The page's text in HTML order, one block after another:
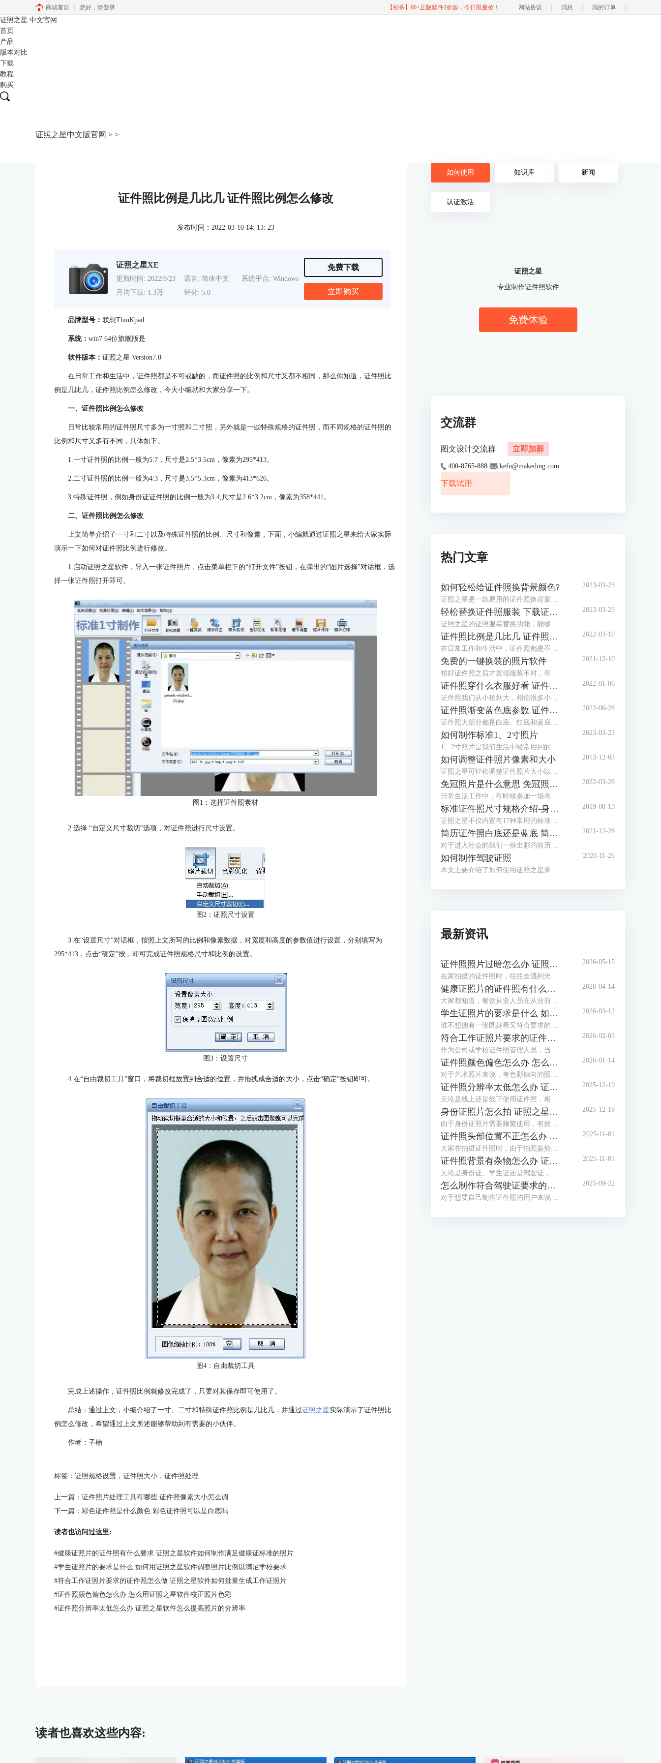
商城首页 您好， 请登录 【秒杀】60+正版软件1折起，今日限量抢！ 网站协议 消息 我的订单
证照之星 中文官网
首页
产品
版本对比
下载
教程
购买
证照之星中文版官网 > >
证件照比例是几比几 证件照比例怎么修改
发布时间：2022-03-10 14: 13: 23
证照之星XE
更新时间: 2022/9/23 语言: 简体中文
系统平台: Windows
月均下载: 1.3万
评分: 5.0
免费下载
立即购买
品牌型号： 联想ThinKpad
系统： win7 64位旗舰版是
软件版本： 证照之星 Version7.0
在日常工作和生活中，证件照都是不可或缺的，而证件照的比例和尺寸又都不相同，那么你知道，证件照比
例是几比几，证件照比例怎么修改，今天小编就和大家分享一下。
一、证件照比例怎么修改
日常比较常用的证件照尺寸多为一寸照和二寸照，另外就是一些特殊规格的证件照，而不同规格的证件照的
比例和尺寸又多有不同，具体如下。
1.一寸证件照的比例一般为5:7，尺寸是2.5*3.5cm，像素为295*413。
2.二寸证件照的比例一般为4:3，尺寸是3.5*5.3cm，像素为413*626。
3.特殊证件照，例如身份证证件照的比例一般为3:4,尺寸是2.6*3.2cm，像素为358*441。
二、证件照比例怎么修改
上文简单介绍了一寸和二寸以及特殊证件照的比例、尺寸和像素，下面，小编就通过证照之星来给大家实际
演示一下如何对证件照比例进行修改。
1.启动证照之星软件，导入一张证件照片，点击菜单栏下的“打开文件”按钮，在弹出的“图片选择”对话框，选
择一张证件照打开即可。
图1：选择证件照素材
2.选择 “自定义尺寸裁切”选项，对证件照进行尺寸设置。
图2：证照尺寸设置
3.在“设置尺寸”对话框，按照上文所写的比例和像素数据，对宽度和高度的参数值进行设置，分别填写为
295*413，点击“确定”按，即可完成证件照规格尺寸和比例的设置。
图3：设置尺寸
4.在“自由裁切工具”窗口，将裁切框放置到合适的位置，并拖拽成合适的大小，点击“确定”按钮即可。
图4：自由裁切工具
完成上述操作，证件照比例就修改完成了，只要对其保存即可使用了。
总结：通过上文，小编介绍了一寸、二寸和特殊证件照比例是几比几，并通过证照之星实际演示了证件照比
例怎么修改，希望通过上文所述能够帮助到有需要的小伙伴。
作者：子楠
标签： 证照规格设置 ， 证件照大小 ， 证件照处理
上一篇： 证件照片处理工具有哪些 证件照像素大小怎么调
下一篇： 彩色证件照是什么颜色 彩色证件照可以是白底吗
读者也访问过这里:
#健康证照片的证件照有什么要求 证照之星软件如何制作满足健康证标准的照片
#学生证照片的要求是什么 如何用证照之星软件调整照片比例以满足学校要求
#符合工作证照片要求的证件照怎么做 证照之星软件如何批量生成工作证照片
#证件照颜色偏色怎么办 怎么用证照之星软件校正照片色彩
#证件照分辨率太低怎么办 证照之星软件怎么提高照片的分辨率
如何使用 知识库 新闻
认证激活
证照之星
专业制作证件照软件
免费体验
交流群
图文设计交流群 立即加群
400-8765-888 kefu@makeding.com
下载试用
热门文章
如何轻松给证件照换背景颜色?
证照之星是一款易用的证件照换背景软件，协助你方便快捷处理证件照片。 “一键裁剪”，“自动纠正倾斜”，“轻松换背景”等功能让你在几秒钟内完成证件照的处理编辑。
2023-03-23
轻松替换证件照服装 下载证件照服装模板
证照之星的证照服装替换功能，能够将普通便装照片替换成符合证件照要求的正装证件照片。
2023-03-23
证件照比例是几比几 证件照比例怎么修改
在日常工作和生活中，证件照都是不可或缺的，而证件照的比例和尺寸又都不相同，那么你知道，证件照比例是几比几，证件照比例怎么修改，今天小编就和大家分享一下。
2022-03-10
免费的一键换装的照片软件
拍好证件照之后才发现服装不对，有没有免费的一键换装的照片软件？这种棘手的任务，交给证件照工具就对了！证件照工具内置多款正装、西服模板，可以很好地满足换装的需求。
2021-12-10
证件照穿什么衣服好看 证件照衣服素材
证件照我们从小拍到大，相信很多小伙伴都发现了几乎每个照相馆都会准备两套衣服，有时候会叫我们换上他们准备的衣服拍摄。一般这种情况都是因为我们拍摄的时候穿的衣服不对，最常见的问题就是颜色与拍摄的背景色太相似，所以需要换装。那么今天就来给大家讲讲拍证件照穿什么衣服好看以及有哪些证件照衣服素材。
2022-01-06
证件照渐变蓝色底参数 证件照渐变蓝背景怎么设置
证件照大部分都是白底、红底和蓝底，但还有一种是渐变蓝色底，有时候单位会特别指定证件照要用渐变蓝色底，那么，证件照渐变蓝色底参数是多少呢？证件照渐变蓝背景怎么设置？下面就跟着小编一起来看看吧。
2022-06-28
如何制作标准1、2寸照片
1、2寸照片是我们生活中经常用到的照片，本文主要介绍了如何使用证照之星来制作标准的1、2寸照片，包括规格设置、裁剪照片、色彩修正、背景处理等。
2023-03-23
如何调整证件照片像素和大小
证照之星可轻松调整证件照片大小以及证件照片的像素，让照片制作调整简单就能够完成。
2013-12-03
免冠照片是什么意思 免冠照片是什么底
日常生活工作中，有时候参加一场考试或者办理一个证件都需要本人的免冠照片，那么，免冠照片是什么意思，免冠照片是什么底，这些你知道吗？今天小编就和大家分享一下。
2022-03-28
标准证件照尺寸规格介绍-身份证，护照，美国签证
证照之星不仅内置有17种常用的标准证件照规格模板，还可以自定义设置任意标准证件照尺寸规格，能够支持所有的标准证件照尺寸规格的制作处理。
2019-08-13
简历证件照白底还是蓝底 简历证件照尺寸一般多大
对于进入社会的我们一份出彩的简历是我们找一份满意的工作的前提，在简历中除了让HR关注的个人履历介绍外，就属简历证件照更能体现一个人的精神面貌，那么，我们在制作简历时，简历证件照是放白底还是蓝底呢？简历证件照尺寸一般多大呢？
2021-12-28
如何制作驾驶证照
本文主要介绍了如何使用证照之星来制作驾驶证照片，详细介绍了从照片导入、照片修改到最后打印出标准驾驶证照的步骤。
2020-11-26
最新资讯
证件照照片过暗怎么办 证照之星软件如何调整照片亮度
在家拍摄的证件照时，往往会遇到光线不足、光线不均匀等情况，拍摄出的证件照照片会偏暗，面部也不够清晰，甚至出现黑脸照，这类照片是不能作为证件照投入使用的。这个时候该怎么调整照片，让证件照画面更明亮通透呢？这篇文章就告诉大家证件照照片过暗怎么办，证照之星软件如何调整照片亮度。
2026-05-15
健康证照片的证件照有什么要求 证照之星软件如何制作满足健康证标准的照片
大家都知道，餐饮从业人员在从业前都必须办理一张健康证。在办理健康证时，如果不想让办证处在现场拍摄照片，可以自行提供标准的健康证照片，那么普通人如何制作满足健康证要求的照片呢？下面就向大家介绍健康证照片的证件照有什么要求，证照之星软件如何制作满足健康证标准的照片。
2026-04-14
学生证照片的要求是什么 如何用证照之星软件调整照片比例以满足学校要求
谁不想拥有一张既好看又符合要求的学生证照片呢？到了开学季，学校又开始催收证件照了。如果对照相馆拍摄的证件照不满意，还可以自己在家制作证件照，只需了解学生证件照要求后，下载专业的证件照制作软件制作，还省了去照相馆的费用。这篇文章就告诉大家学生证照片的要求是什么，如何用证照之星软件调整照片比例以满足学校要求。
2026-03-12
符合工作证照片要求的证件照怎么做 证照之星软件如何批量生成工作证照片
作为公司或学校证件照管理人员，当有海量电子证件照需要制作与整理时，还在一张一张地用PS修图吗？证件照需要一张张拍，拍摄好后却不必一张张处理，浪费时间不说，还给自己增加了许多的工作量，使用专业软件批量生成证件照就方便多了。这篇文章就告诉大家符合工作证照片要求的证件照怎么做，证照之星软件如何批量生成工作证照片。
2026-02-03
证件照颜色偏色怎么办 怎么用证照之星软件校正照片色彩
对于艺术照片来说，有色彩倾向的照片别具风格，但对于证件照来说，色彩冷暖明显或照片发灰发暗，是无法满足标准证件照要求并投入使用的，需要给照片进行色彩校正。这篇文章就告诉大家证件照颜色偏色怎么办，怎么用证照之星软件校正照片色彩。
2026-01-14
证件照分辨率太低怎么办 证照之星软件怎么提高照片的分辨率
无论是线上还是线下使用证件照，相应的系统和平台对证件照的清晰度都有要求，分辨率低、照片模糊，这些都会影响证件照的审核通过率，若不想重拍，可借助专业软件提升分辨率。这篇文章就告诉大家证件照分辨率太低怎么办，证照之星软件怎么提高照片的分辨率。
2025-12-19
身份证照片怎么拍 证照之星软件如何制作身份证照片
由于身份证照片需要频繁使用，有效期也较长，大家都想拍摄一张好看的身份证照，但办证处拍摄的身份证照却总不尽如人意，那么怎么拍摄让自己满意的身份证照呢？这篇文章就告诉大家身份证照片怎么拍，证照之星软件如何制作身份证照片。
2025-12-19
证件照头部位置不正怎么办 证照之星怎么校正照片头部位置
大家在拍摄证件照时，由于拍照姿势调整不到位，总是有轻微的歪头和斜肩现象，影响证件照美观，后期处理也比较困难。那么当证件照头部位置不正时，该怎么正确调整呢？这篇文章就告诉大家证件照头部位置不正怎么办，证照之星怎么校正照片头部位置。
2025-11-01
证件照背景有杂物怎么办 证照之星软件如何智能去除背景杂物
无论是身份证、学生证还是驾驶证，都需要一张符合证件场景使用要求的证件照，制作标准证件照，离不开干净清晰的背景，当在家拍的证件照背景有太多杂物，达不到要求时，需要借助软件进行修改。这篇文章就告诉大家证件照背景有杂物怎么办，证照之星软件如何智能去除背景杂物。
2025-11-01
怎么制作符合驾驶证要求的照片 证照之星软件如何自动裁剪照片至驾驶证尺寸
对于想要自己制作证件照的用户来说，难点不在于技术，而在于拥有合适的工具，有了好的证件照拍摄工具与专业又简便的证件照制作软件，小白也能轻松制作证件照。这篇文章就告诉大家怎么制作符合驾驶证要求的照片，证照之星软件如何自动裁剪照片至驾驶证尺寸。
2025-09-22
读者也喜欢这些内容: